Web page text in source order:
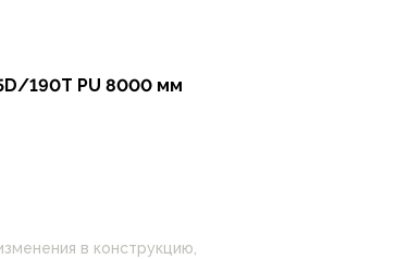
190T PU 8000 мм
в конструкцию,